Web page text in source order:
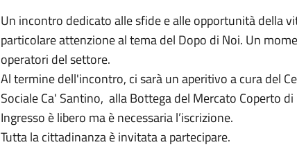
Un incontro dedicato alle sfide e alle opportunità della
particolare attenzione al tema del Dopo di Noi. Un
operatori del settore.
Al termine dell'incontro, ci sarà un aperitivo a cura del
Sociale Ca' Santino, alla Bottega del Mercato Coperto di
Ingresso è libero ma è necessaria l’iscrizione.
Tutta la cittadinanza è invitata a partecipare.